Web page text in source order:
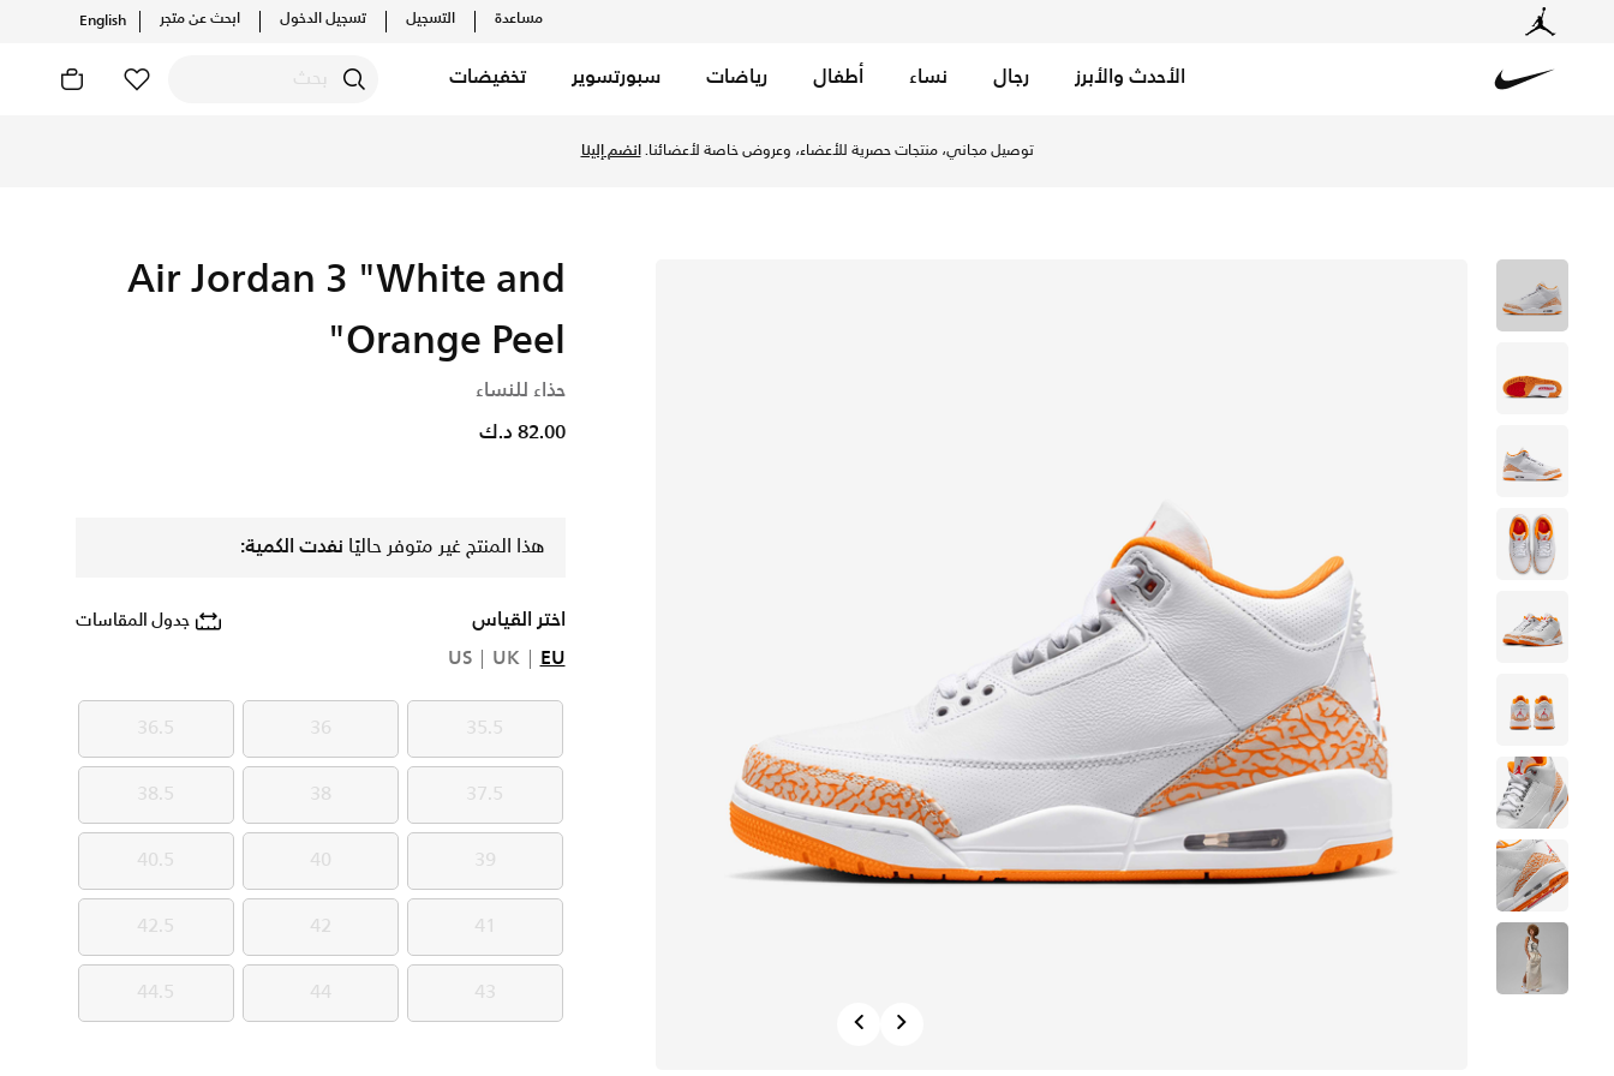
مساعدة التسجيل تسجيل الدخول ابحث عن متجر English
الأحدث والأبرز رجال نساء أطفال رياضات سبورتسوير تخفيضات
توصيل مجاني، منتجات حصرية للأعضاء، وعروض خاصة لأعضائنا.انضم إلينا
Next
Air Jordan 3 "White and
Orange Peel"
حذاء للنساء
82.00 د.ك
هذا المنتج غير متوفر حاليًا نفدت الكمية:
اختر القياس جدول المقاسات
EU
UK
US
35.5
35.5
36
36
36.5
36.5
37.5
37.5
38
38
38.5
38.5
39
39
40
40
40.5
40.5
41
41
42
42
42.5
42.5
43
43
44
44
44.5
44.5